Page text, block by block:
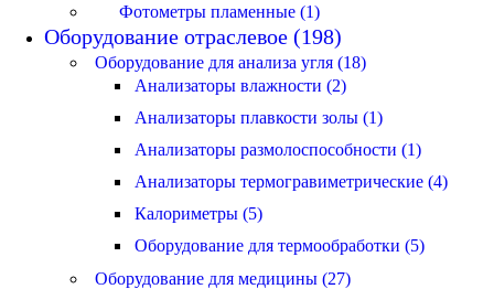
Фотометры пламенные (1)
Оборудование отраслевое (198)
Оборудование для анализа угля (18)
Анализаторы влажности (2)
Анализаторы плавкости золы (1)
Анализаторы размолоспособности (1)
Анализаторы термогравиметрические (4)
Калориметры (5)
Оборудование для термообработки (5)
Оборудование для медицины (27)